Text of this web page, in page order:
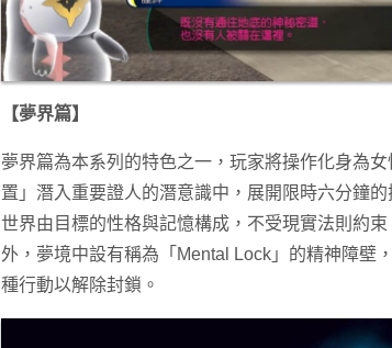
【夢界篇】
夢界篇為本系列的特色之一，玩家將操作化身為
置」潛入重要證人的潛意識中，展開限時六分鐘
世界由目標的性格與記憶構成，不受現實法則約
外，夢境中設有稱為「Mental Lock」的精神障壁
種行動以解除封鎖。